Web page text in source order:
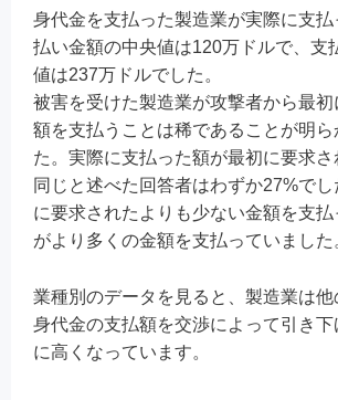
身代金を支払った製造業が実際に支
払い金額の中央値は120万ドルで、支
値は237万ドルでした。
被害を受けた製造業が攻撃者から最
額を支払うことは稀であることが明ら
た。実際に支払った額が最初に要求さ
同じと述べた回答者はわずか27%で
に要求されたよりも少ない金額を支
がより多くの金額を支払っていました
業種別のデータを見ると、製造業は他
身代金の支払額を交渉によって引き下
に高くなっています。